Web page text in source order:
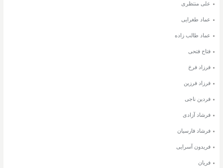
علی منتظری
عماد طغرایی
عماد طالب زاده
فتاح فتحی
فرزاد فرخ
فرزاد فرزین
فردین ناجی
فرشاد آزادی
فرشاد فارسیان
فریدون آسرایی
فریان